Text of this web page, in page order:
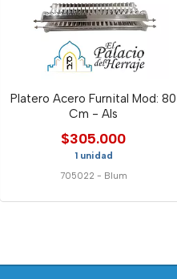
Platero Acero Furnital Mod: 80
Cm - Als
$305.000
1 unidad
705022 - Blum